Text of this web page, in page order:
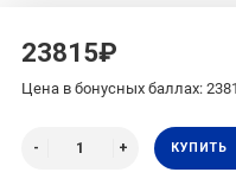
23815₽
Цена в бонусных баллах:
КУПИТЬ